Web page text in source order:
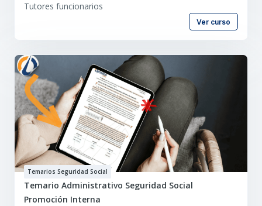
Tutores funcionarios
Ver curso
Temarios Seguridad Social
Temario Administrativo Seguridad Social
Promoción Interna